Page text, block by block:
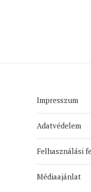
Impresszum
Adatvédelem
Felhasználási
Médiaajánlat